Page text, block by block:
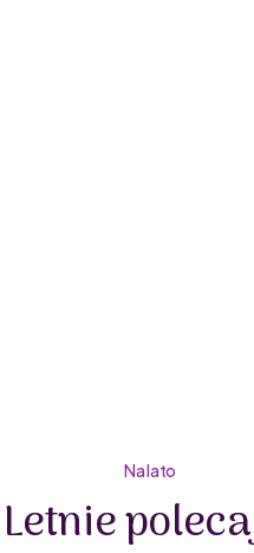
Na lato
Letnie